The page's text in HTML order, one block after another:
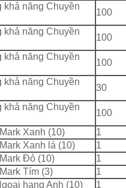
khả năng Chuyền
100
khả năng Chuyền
100
khả năng Chuyền
100
khả năng Chuyền
30
khả năng Chuyền
100
Xanh (10)
1
Xanh lá (10)
1
Đỏ (10)
1
Tím (3)
1
hạng Anh (10) 1